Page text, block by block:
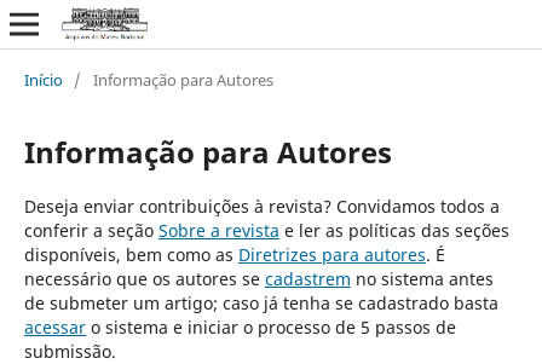
Início / Informação para Autores
Informação para Autores
Deseja enviar contribuições à revista? Convidamos todos a
conferir a seção Sobre a revista e ler as políticas das seções
disponíveis, bem como as Diretrizes para autores. É
necessário que os autores se cadastrem no sistema antes
de submeter um artigo; caso já tenha se cadastrado basta
acessaro sistema e iniciar o processo de 5 passos de
submissão.